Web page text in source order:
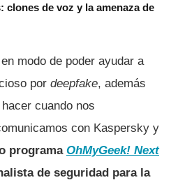
clones de voz y la amenaza de
modo de poder ayudar a
por deepfake, además
cuando nos
con Kaspersky y
programa OhMyGeek! Next
de seguridad para la